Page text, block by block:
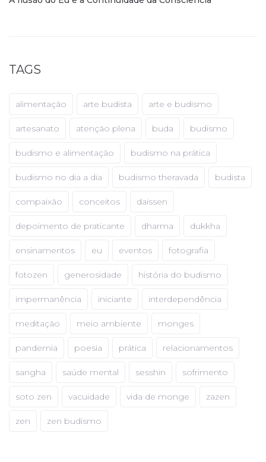
TAGS
alimentação arte budista arte e budismo
artesanato atenção plena buda budismo
budismo e alimentação budismo na prática
budismo no dia a dia budismo theravada budista
compaixão conceitos daissen
depoimento de praticante dharma dukkha
ensinamentos eu eventos fotografia
fotozen generosidade história do budismo
impermanência iniciante interdependência
meditação meio ambiente monges
pandemia poesia prática relacionamentos
sangha saúde mental sesshin sofrimento
soto zen vacuidade vida de monge zazen
zen zen budismo